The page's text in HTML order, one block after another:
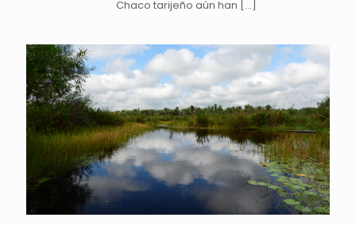
Chaco tarijeño aún han […]